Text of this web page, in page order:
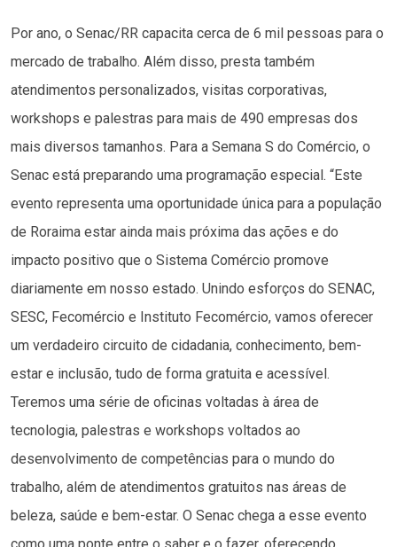
Por ano, o Senac/RR capacita cerca de 6 mil pessoas para o
mercado de trabalho. Além disso, presta também
atendimentos personalizados, visitas corporativas,
workshops e palestras para mais de 490 empresas dos
mais diversos tamanhos. Para a Semana S do Comércio, o
Senac está preparando uma programação especial. “Este
evento representa uma oportunidade única para a população
de Roraima estar ainda mais próxima das ações e do
impacto positivo que o Sistema Comércio promove
diariamente em nosso estado. Unindo esforços do SENAC,
SESC, Fecomércio e Instituto Fecomércio, vamos oferecer
um verdadeiro circuito de cidadania, conhecimento, bem-
estar e inclusão, tudo de forma gratuita e acessível.
Teremos uma série de oficinas voltadas à área de
tecnologia, palestras e workshops voltados ao
desenvolvimento de competências para o mundo do
trabalho, além de atendimentos gratuitos nas áreas de
beleza, saúde e bem-estar. O Senac chega a esse evento